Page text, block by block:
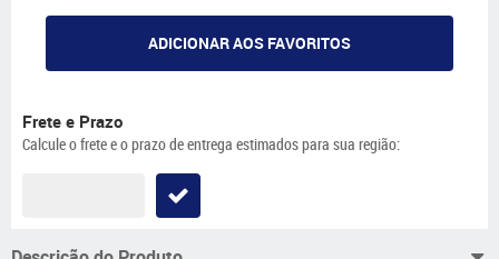
ADICIONAR AOS FAVORITOS
Frete e Prazo
Calcule o frete e o prazo de entrega estimados para sua região: